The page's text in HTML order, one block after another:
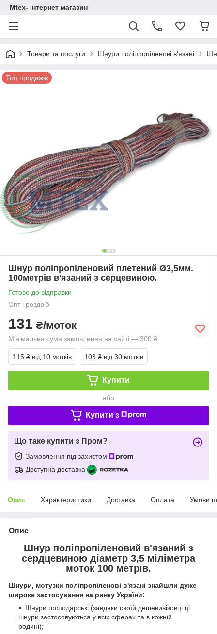
Mtex- інтернет магазин
Товари та послуги Шнури поліпропіленові в'язані
Топ продажів
Шнур поліпропіленовий плетений Ø3,5мм.
100метрів в'язаний з серцевиною.
Готово до відправки
Опт і роздріб
131 ₴/моток
Мінімальна сума замовлення на сайті — 300 ₴
115 ₴ від 10 мотків 103 ₴ від 30 мотків
Купити
або
Купити з
Що таке купити з Пром?
Замовлення під захистом
Доступна доставка
Опис Характеристики Доставка Оплата Умови
Опис
Шнур поліпропіленовий в'язаний з
сердцевиною діаметр 3,5 міліметра
моток 100 метрів.
Шнури, мотузки поліпропіленові в'язані знайшли дуже
широке застосування на ринку України:
Шнури господарські (завдяки своїй дешевивізовці ці
шнури застосовуються у всіх сферах та в кожній
родині);